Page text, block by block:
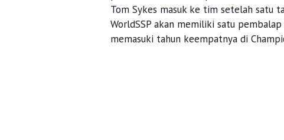
Tom Sykes masuk ke tim setelah satu
WorldSSP akan memiliki satu
memasuki tahun keempatnya di